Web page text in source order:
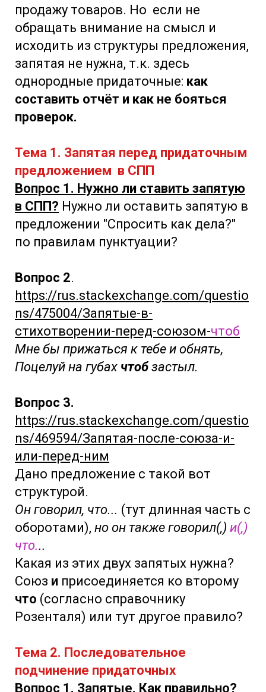
продажу товаров. Но если не
обращать внимание на смысл и
исходить из структуры предложения,
запятая не нужна, т.к. здесь
однородные придаточные: как
составить отчёт и как не бояться
проверок.
Тема 1. Запятая перед придаточным
предложением в СПП
Вопрос 1. Нужно ли ставить запятую
в СПП? Нужно ли оставить запятую в
предложении "Спросить как дела?"
по правилам пунктуации?
Вопрос 2.
https://rus.stackexchange.com/questio
ns/475004/Запятые-в-
стихотворении-перед-союзом-чтоб
Мне бы прижаться к тебе и обнять,
Поцелуй на губах чтоб застыл.
Вопрос 3.
https://rus.stackexchange.com/questio
ns/469594/Запятая-после-союза-и-
или-перед-ним
Дано предложение с такой вот
структурой.
Он говорил, что... (тут длинная часть с
оборотами), но он также говорил(,) и(,)
что...
Какая из этих двух запятых нужна?
Союз и присоединяется ко второму
что (согласно справочнику
Розенталя) или тут другое правило?
Тема 2. Последовательное
подчинение придаточных
Вопрос 1. Запятые. Как правильно?